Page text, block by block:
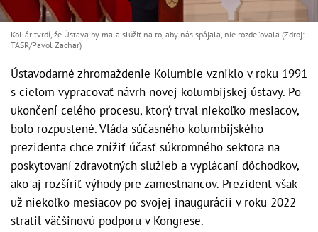
Kollár tvrdí, že Ústava by mala slúžiť na to, aby nás spájala, nie rozdeľovala (Zdroj:
TASR/Pavol Zachar)
Ústavodarné zhromaždenie Kolumbie vzniklo v roku 1991
s cieľom vypracovať návrh novej kolumbijskej ústavy. Po
ukončení celého procesu, ktorý trval niekoľko mesiacov,
bolo rozpustené. Vláda súčasného kolumbijského
prezidenta chce znížiť účasť súkromného sektora na
poskytovaní zdravotných služieb a vyplácaní dôchodkov,
ako aj rozšíriť výhody pre zamestnancov. Prezident však
už niekoľko mesiacov po svojej inaugurácii v roku 2022
stratil väčšinovú podporu v Kongrese.